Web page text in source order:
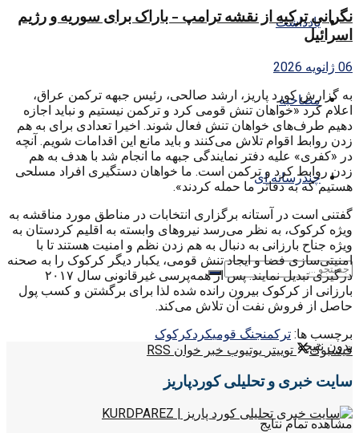
یادداشت
مصاحبه
چندرسانه ای
بدون نتیجه
مشاهده تمام نتایج
نگرانی ترکیه از نقشه ترامپ – باراک برای سوریه و رژیم
اسرائیل
06 ژانویه 2026
به گزارش کورد پاریز، ارشد صالحی، رئیس جبهه ترکمن عراق،
اعلام کرد «خواهان تنش قومی ‌کرد و ترکمن نیستیم و نباید اجازه
دهیم طرف‌های خواهان تنش فعال شوند. اخیرا تعدادی برای به هم
زدن روابط اقوام تلاش می‌کنند و باید مانع این اقدامات شویم. آنچه
در «کفری» علیه دفتر نمایندگی جبهه ما انجام شد با هدف به هم
زدن روابط کرد و ترکمن است. ما خواهان دستگیری افراد مسلحی
هستیم که به دفاتر ما حمله کردند».
گفتنی است در آستانه برگزاری انتخابات در مناطق مورد مناقشه به
ویژه کرکوک، به نظر می‌رسد نیروهای وابسته به اقلیم کردستان به
ویژه جناح بارزانی به دنبال به هم زدن نظم و امنیت هستند تا با
امنیتی‌سازی فضا و ایجاد تنش قومی، ‌یکبار دیگر کرکوک را به صحنه
درگیری تبدیل نمایند. پس از همه‌پرسی غیرقانونی سال ۲۰۱۷
بارزانی از کرکوک بیرون رانده شده لذا برای برگشتن و کسب پول
حاصل از فروش نفت آن تلاش می‌کند.
برچسب ها: ترکمنجنگ قومیکردکرکوک
فیسبوک
توییتر یوتیوب خبر خوان RSS
سایت خبری و تحلیلی کوردپاریز